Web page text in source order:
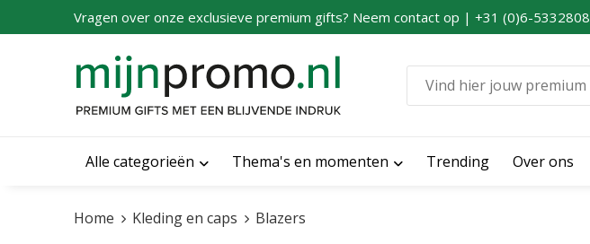
Vragen over onze exclusieve premium gifts? Neem contact op | +31 (0)6-
Alle categorieën Thema's en momenten Trending Over ons
Home Kleding en caps Blazers